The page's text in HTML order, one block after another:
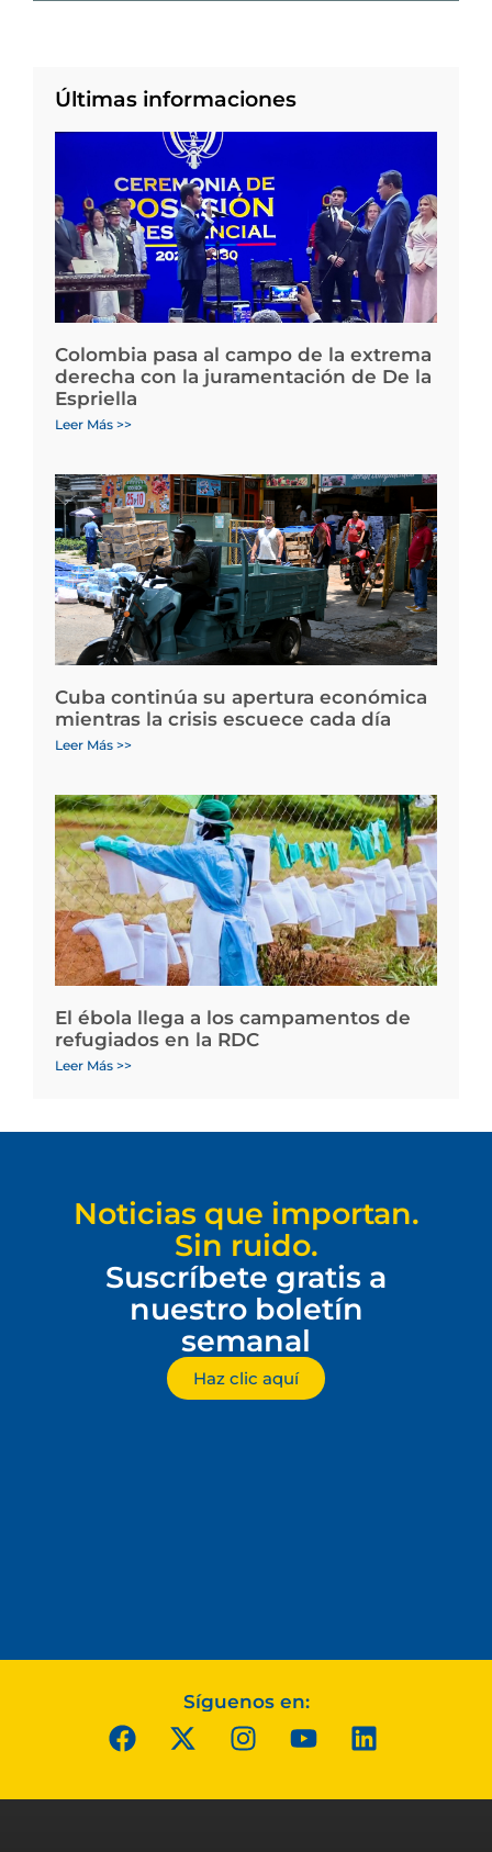
Últimas informaciones
Colombia pasa al campo de la extrema
derecha con la juramentación de De la
Espriella
Leer Más >>
Cuba continúa su apertura económica
mientras la crisis escuece cada día
Leer Más >>
El ébola llega a los campamentos de
refugiados en la RDC
Leer Más >>
Noticias que importan.
Sin ruido.
Suscríbete gratis a
nuestro boletín
semanal
Haz clic aquí
Síguenos en: